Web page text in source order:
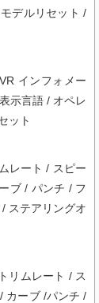
デルリセット /
インフォメー
示言語 / オペレ
ット
レート / スピー
ブ / パンチ / フ
ステアリングオ
リムレート / ス
カーブ /パンチ /